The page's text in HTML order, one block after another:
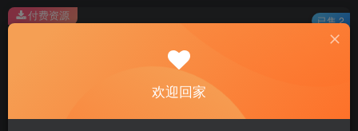
此内容为付费资源，请付费后查看
2积分
黄金会员免费 超级会员免费
付费资源 已售 2
欢迎回家